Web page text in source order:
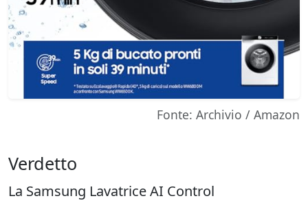
Fonte: Archivio / Amazon
Verdetto
La Samsung Lavatrice AI Control